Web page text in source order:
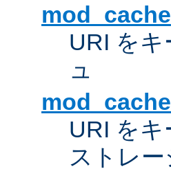
mod_cache
URI を
ュ
URI を
ストレー